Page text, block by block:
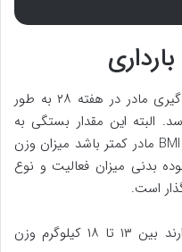
با توجه به رشد روز افزون رحم، وزن گیری مادر در هفته ۲۸ به طور
دارد هر چه BMI مادر کمتر باشد میزان وزن
بدنی میزان فعالیت و نوع
است.
مادرانی که BMI کمتر از ۱۸٫۵ دارند بین ۱۳ تا ۱۸ کیلوگرم وزن